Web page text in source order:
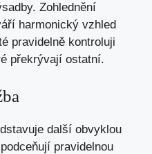
Zohlednění
harmonický vzhled
pravidelně kontroluji
překrývají ostatní.
další obvyklou
pravidelnou